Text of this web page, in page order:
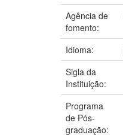
Agência de
fomento:
Idioma:
Sigla da
Instituição:
Programa
de Pós-
graduação: